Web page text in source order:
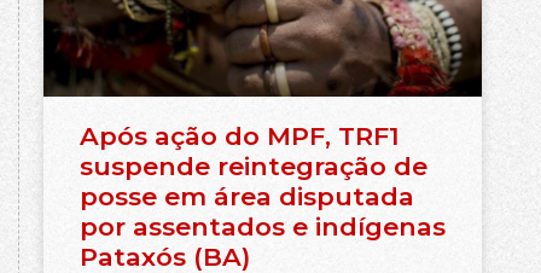
Após ação do MPF, TRF1
suspende reintegração de
posse em área disputada
por assentados e indígenas
Pataxós (BA)